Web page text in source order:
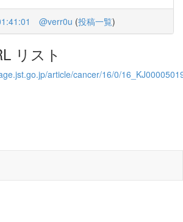
@verr0u (投稿一覧)
リスト
article/cancer/16/0/